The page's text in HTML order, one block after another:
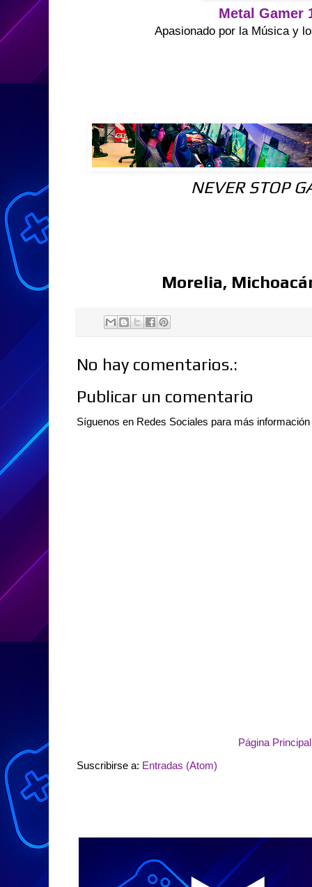
Metal Gamer
Apasionado por la Música y
NEVER STOP
Morelia,
No hay comentarios.:
Publicar un comentario
Síguenos en Redes Sociales para más
Página Principal
Suscribirse a: Entradas (Atom)